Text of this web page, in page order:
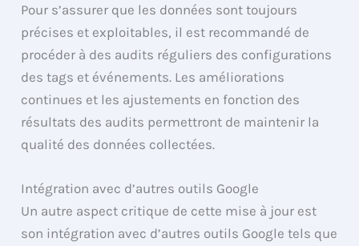
Pour s’assurer que les données sont toujours
précises et exploitables, il est recommandé de
procéder à des audits réguliers des configurations
des tags et événements. Les améliorations
continues et les ajustements en fonction des
résultats des audits permettront de maintenir la
qualité des données collectées.
Intégration avec d’autres outils Google
Un autre aspect critique de cette mise à jour est
son intégration avec d’autres outils Google tels que